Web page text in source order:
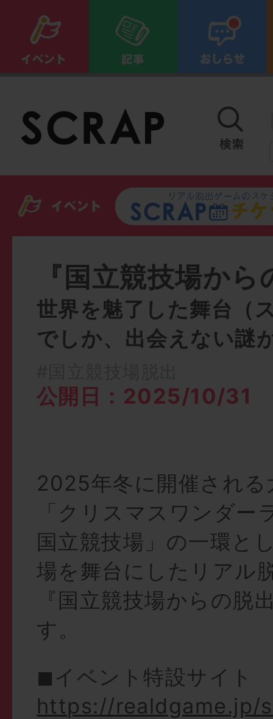
『国立競技場か
世界を魅了した舞台（
でしか、出会えない謎
公開日：2025/10/31
2025年冬に開催され
「クリスマスワンダ
国立競技場」の一環と
場を舞台にしたリアル
『国立競技場からの脱
す。
◼︎イベント特設サイト
https://realdgame.jp/